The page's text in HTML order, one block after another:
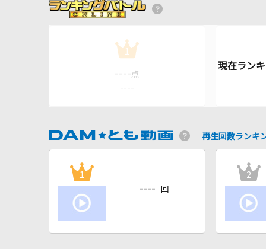
1
---- 点
----
再生回数ランキ
1
---- 回
----
2